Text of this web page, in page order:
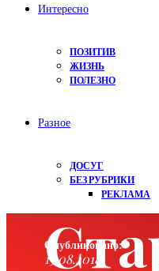
Интересно
ПОЗИТИВ
ЖИЗНЬ
ПОЛЕЗНО
Разное
ДОСУГ
БЕЗ РУБРИКИ
РЕКЛАМА
Опубликовано:
13.08.2018